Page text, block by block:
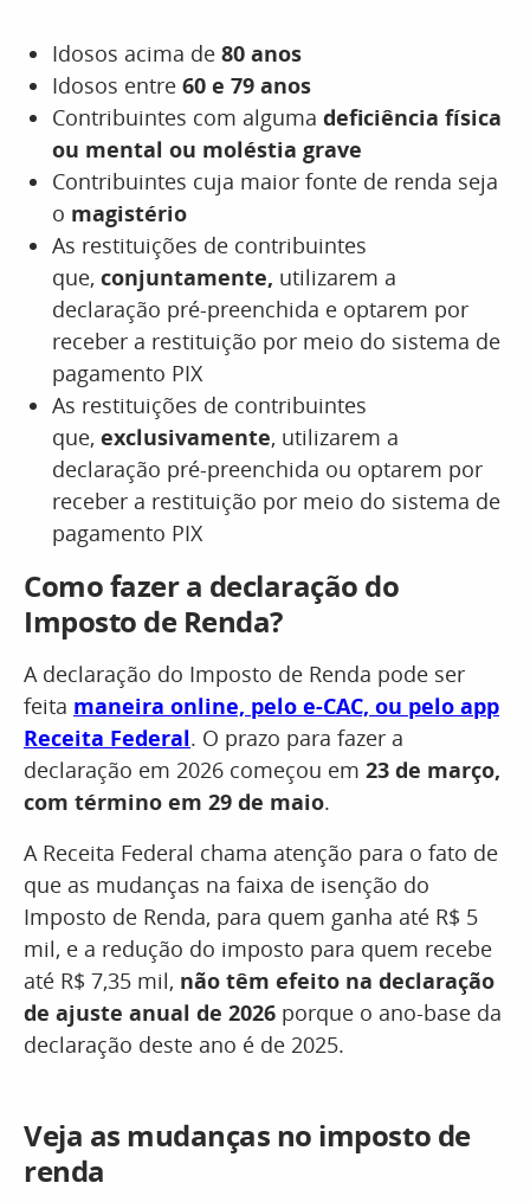
Idosos acima de 80 anos
Idosos entre 60 e 79 anos
Contribuintes com alguma deficiência física
ou mental ou moléstia grave
Contribuintes cuja maior fonte de renda seja
o magistério
As restituições de contribuintes
que, conjuntamente, utilizarem a
declaração pré-preenchida e optarem por
receber a restituição por meio do sistema de
pagamento PIX
As restituições de contribuintes
que, exclusivamente, utilizarem a
declaração pré-preenchida ou optarem por
receber a restituição por meio do sistema de
pagamento PIX
Como fazer a declaração do
Imposto de Renda?
A declaração do Imposto de Renda pode ser
feita maneira online, pelo e-CAC, ou pelo app
Receita Federal. O prazo para fazer a
declaração em 2026 começou em 23 de março,
com término em 29 de maio.
A Receita Federal chama atenção para o fato de
que as mudanças na faixa de isenção do
Imposto de Renda, para quem ganha até R$ 5
mil, e a redução do imposto para quem recebe
até R$ 7,35 mil, não têm efeito na declaração
de ajuste anual de 2026 porque o ano-base da
declaração deste ano é de 2025.
Veja as mudanças no imposto de
renda